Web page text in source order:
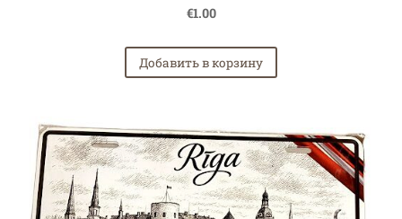
€1.00
Добавить в корзину